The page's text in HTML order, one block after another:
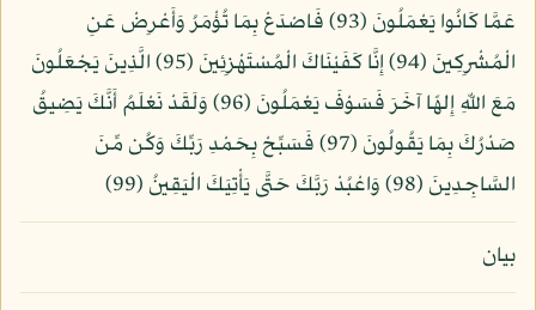
عَمَّا كَانُوا يَعْمَلُونَ (93) فَاصْدَعْ بِمَا تُؤْمَرُ وَأَعْرِضْ عَنِ
الْمُشْرِكِينَ (94) إِنَّا كَفَيْنَاكَ الْمُسْتَهْزِئِينَ (95) الَّذِينَ يَجْعَلُونَ
مَعَ اللّهِ إِلهًا آخَرَ فَسَوْفَ يَعْمَلُونَ (96) وَلَقَدْ نَعْلَمُ أَنَّكَ يَضِيقُ
صَدْرُكَ بِمَا يَقُولُونَ (97) فَسَبِّحْ بِحَمْدِ رَبِّكَ وَكُن مِّنَ
السَّاجِدِينَ (98) وَاعْبُدْ رَبَّكَ حَتَّى يَأْتِيَكَ الْيَقِينُ (99)
بيان